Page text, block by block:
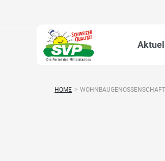
Aktuell
HOME >